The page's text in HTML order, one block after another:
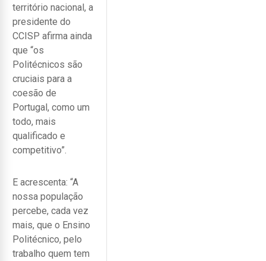
território nacional, a
presidente do
CCISP afirma ainda
que “os
Politécnicos são
cruciais para a
coesão de
Portugal, como um
todo, mais
qualificado e
competitivo”.
E acrescenta: “A
nossa população
percebe, cada vez
mais, que o Ensino
Politécnico, pelo
trabalho quem tem